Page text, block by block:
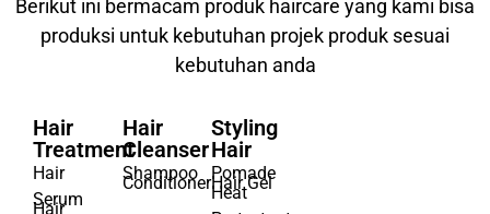
Produk Haircare
Berikut ini bermacam produk haircare yang kami bisa
produksi untuk kebutuhan projek produk sesuai
Hair
Treatment
Hair
Hair
Cleanser
Styling
Hair
Pomade